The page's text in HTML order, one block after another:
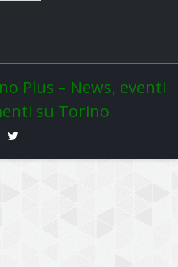
Plus – News, eventi
su Torino